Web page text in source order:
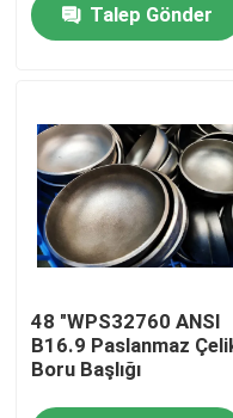
Ev
Hakkımızda
Fabrika turu
Kalite kontrol
Talep Gönder
48 "WPS32760 ANSI
B16.9 Paslanmaz
Boru Başlığı